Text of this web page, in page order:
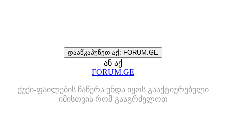
დააწკაპუნეთ აქ: FORUM.GE
ან აქ
FORUM.GE
ქუქი-ფაილების ჩაწერა უნდა იყოს გააქტიურებული
იმისთვის რომ გააგრძელოთ